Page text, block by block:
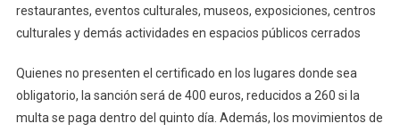
restaurantes, eventos culturales, museos, exposiciones, centros
culturales y demás actividades en espacios públicos cerrados
Quienes no presenten el certificado en los lugares donde sea
obligatorio, la sanción será de 400 euros, reducidos a 260 si la
multa se paga dentro del quinto día. Además, los movimientos de